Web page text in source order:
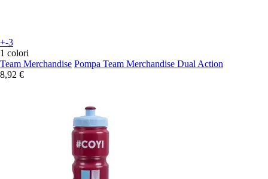
+-3
1 colori
Team Merchandise Pompa Team Merchandise Dual Action
8,92 €